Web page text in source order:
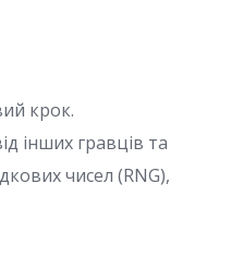
крок.
інших гравців та
чисел (RNG),